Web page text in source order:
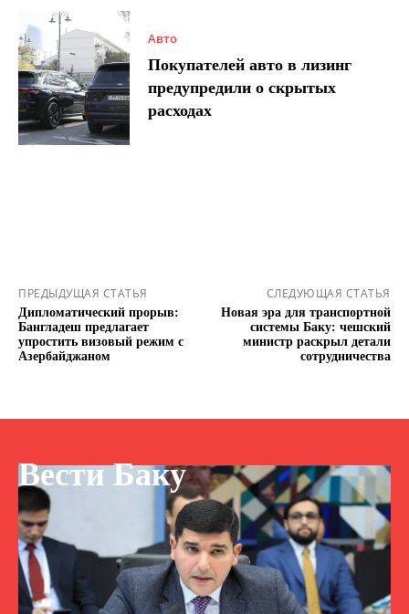
Авто
Покупателей авто в лизинг
предупредили о скрытых
расходах
ПРЕДЫДУЩАЯ СТАТЬЯ
Дипломатический прорыв:
Бангладеш предлагает
упростить визовый режим с
Азербайджаном
СЛЕДУЮЩАЯ СТАТЬЯ
Новая эра для транспортной
системы Баку: чешский
министр раскрыл детали
сотрудничества
Вести Баку